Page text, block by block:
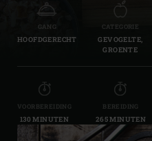
GANG
HOOFDGERECHT
CATEGORIE
GEVOGELTE,
GROENTE
VOORBEREIDING
130 MINUTEN
BEREIDING
265 MINUTEN